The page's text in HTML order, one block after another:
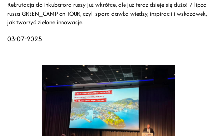
03-07-2025
Rekrutacja do inkubatora ruszy już wkrótce, ale już teraz dzieje się dużo! 7 lipca
rusza GREEN_CAMP on TOUR, czyli spora dawka wiedzy, inspiracji i wskazówek,
jak tworzyć zielone innowacje.